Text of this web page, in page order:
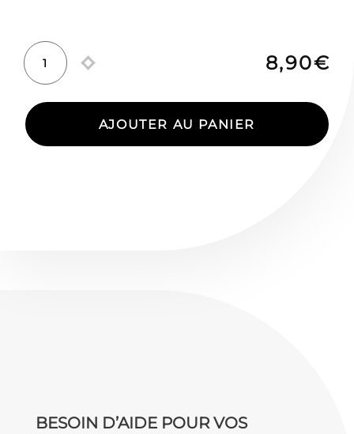
quantité
Onde
débardeur
8,90€
AJOUTER AU PANIER
BESOIN D’AIDE POUR VOS